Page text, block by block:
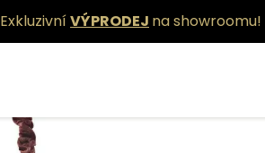
ExkluzivníVÝPRODEJ na showroomu!